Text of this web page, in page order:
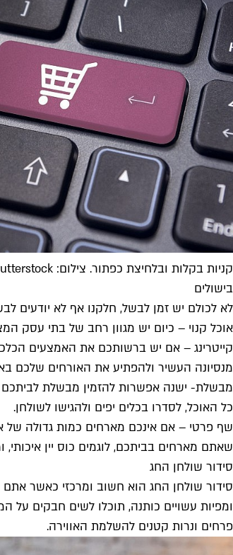
קניות בקלות ובלחיצת כפתור. צילום: Shutterstock
בישולים
לא לכולם יש זמן לבשל, חלקנו אף לא יודעים
אוכל קנוי – כיום יש מגוון רחב של בתי עסק
קייטרינג – אם יש ברשותכם את האמצעים
מנסיונה העשיר ולהפתיע את האורחים שלכם
מבשלת- ישנה אפשרות להזמין מבשלת לביתכם
כל האוכל, לסדרו בכלים יפים ולהגישו לשולחן.
שף פרטי – אם אינכם מארחים כמות גדולה של
שאתם מארחים בביתכם, לוגמים כוס יין
סידור שולחן החג
סידור שולחן החג הוא חשוב ומרכזי כאשר
ומפיות עשויים כותנה, תוכלו לשים חבקים על
פרחים ונרות קטנים להשלמת האווירה.